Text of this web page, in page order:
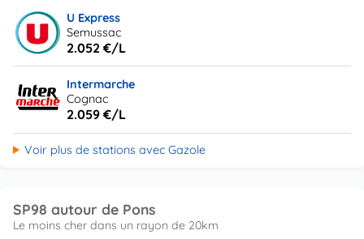
U Express
Semussac
2.052 €/L
Intermarche
Cognac
2.059 €/L
Voir plus de stations avec Gazole
SP98 autour de Pons